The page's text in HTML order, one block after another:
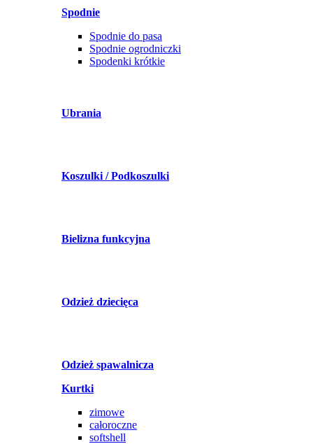
Spodnie
Spodnie do pasa
Spodnie ogrodniczki
Spodenki krótkie
Ubrania
Koszulki / Podkoszulki
Bielizna funkcyjna
Odzież dziecięca
Odzież spawalnicza
Kurtki
zimowe
całoroczne
softshell